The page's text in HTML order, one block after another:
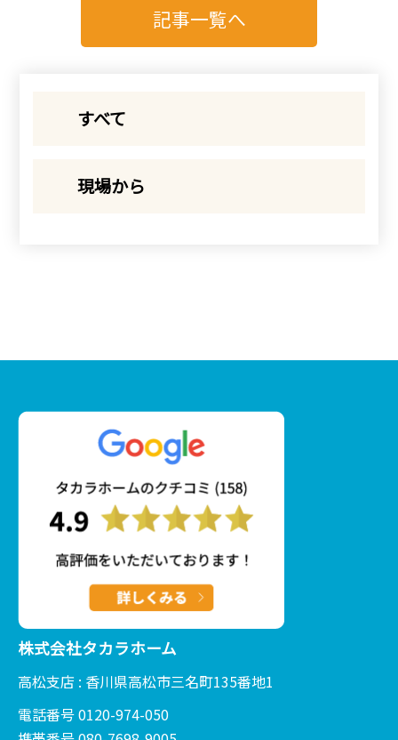
記事一覧へ
すべて
現場から
株式会社タカラホーム
高松支店 : 香川県高松市三名町135番地1
電話番号 0120-974-050